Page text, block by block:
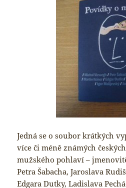
Jedná se o soubor krátkých
více či méně známých
mužského pohlaví –
Petra Šabacha, Jaroslava
Edgara Dutky, Ladislava